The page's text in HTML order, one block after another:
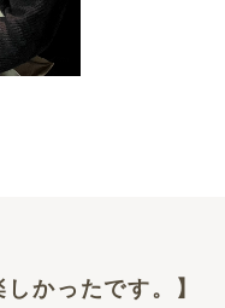
かったです。】